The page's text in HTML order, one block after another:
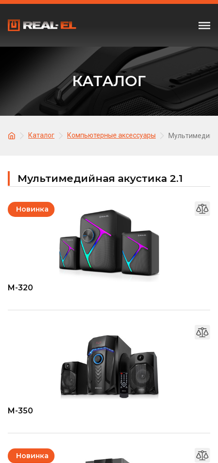
КАТАЛОГ
Каталог Компьютерные аксессуары
Мультимедийная акустика 2.1
Новинка
M-320
M-350
Новинка